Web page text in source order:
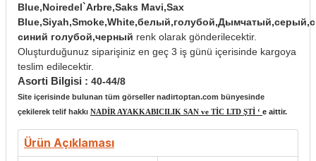
Blue,Noiredel`Arbre,Saks Mavi,Sax
синий голубой,черный renk olarak gönderilecektir.
Oluşturduğunuz siparişiniz en geç 3 iş günü içerisinde kargoya
teslim edilecektir.
Asorti Bilgisi : 40-44/8
Site içerisinde bulunan tüm görseller nadirtoptan.com bünyesinde
çekilerek telif hakkı NADİR AYAKKABICILIK SAN ve TİC LTD ŞTİ ‘ e aittir.
Ürün Açıklaması